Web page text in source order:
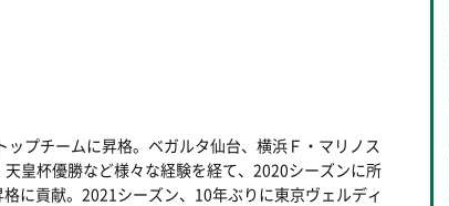
プチームに昇格。ベガルタ仙台、横浜Ｆ・マリノス
皇杯優勝など様々な経験を経て、2020シーズンに所
に貢献。2021シーズン、10年ぶりに東京ヴェルディ